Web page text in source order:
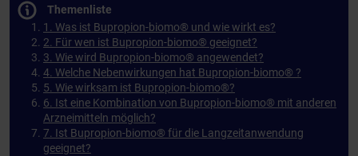
Themenliste
1. Was ist Bupropion-biomo® und wie wirkt es?
2. Für wen ist Bupropion-biomo® geeignet?
3. Wie wird Bupropion-biomo® angewendet?
4. Welche Nebenwirkungen hat Bupropion-biomo® ?
5. Wie wirksam ist Bupropion-biomo®?
6. Ist eine Kombination von Bupropion-biomo® mit anderen
Arzneimitteln möglich?
7. Ist Bupropion-biomo® für die Langzeitanwendung
geeignet?